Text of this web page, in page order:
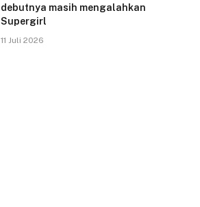
debutnya masih mengalahkan
Supergirl
11 Juli 2026